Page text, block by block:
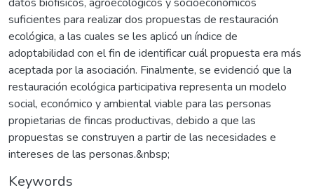
suficientes para realizar dos propuestas de restauración
ecológica, a las cuales se les aplicó un índice de
adoptabilidad con el fin de identificar cuál propuesta era más
aceptada por la asociación. Finalmente, se evidenció que la
restauración ecológica participativa representa un modelo
social, económico y ambiental viable para las personas
propietarias de fincas productivas, debido a que las
propuestas se construyen a partir de las necesidades e
intereses de las personas.&nbsp;
Keywords